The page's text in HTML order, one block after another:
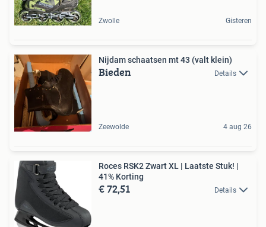
Zwolle Gisteren
Nijdam schaatsen mt 43 (valt klein)
Bieden Details
Zeewolde 4 aug 26
Roces RSK2 Zwart XL | Laatste Stuk! |
41% Korting
€ 72,51 Details